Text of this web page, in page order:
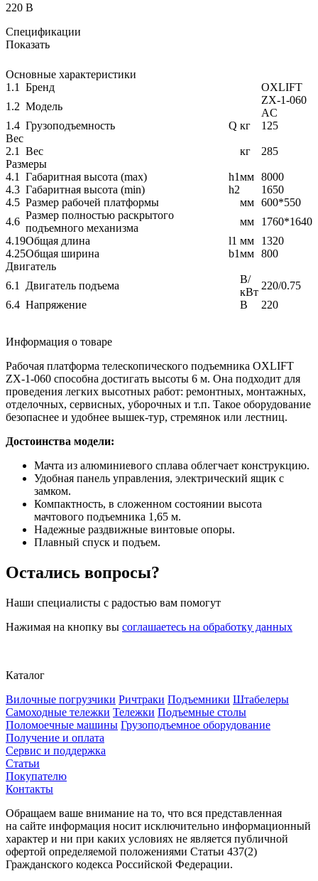
220 В
Спецификации
Показать
Основные характеристики
1.1
Бренд
OXLIFT
1.2 Модель
ZX-1-060
AC
1.4 Грузоподъемность Q кг
125
Вес
2.1
Вес кг
285
Размеры
4.1
Габаритная высота (max) h1мм 8000
4.3 Габаритная высота (min) h2
1650
4.5 Размер рабочей платформы мм 600*550
4.6
Размер полностью раскрытого
подъемного механизма
мм
1760*1640
4.19Общая длина l1 мм
1320
4.25Общая ширина b1мм 800
Двигатель
6.1
Двигатель подъема
В/
кВт
220/0.75
6.4 Напряжение В 220
Информация о товаре
Рабочая платформа телескопического подъемника OXLIFT
ZX-1-060 способна достигать высоты 6 м. Она подходит для
проведения легких высотных работ: ремонтных, монтажных,
отделочных, сервисных, уборочных и т.п. Такое оборудование
безопаснее и удобнее вышек-тур, стремянок или лестниц.
Достоинства модели:
Мачта из алюминиевого сплава облегчает конструкцию.
Удобная панель управления, электрический ящик с
замком.
Компактность, в сложенном состоянии высота
мачтового подъемника 1,65 м.
Надежные раздвижные винтовые опоры.
Плавный спуск и подъем.
Остались вопросы?
Наши специалисты с радостью вам помогут
Нажимая на кнопку вы соглашаетесь на обработку данных
Каталог
Вилочные погрузчики Ричтраки Подъемники Штабелеры
Самоходные тележки Тележки Подъемные столы
Поломоечные машины Грузоподъемное оборудование
Получение и оплата
Сервис и поддержка
Статьи
Покупателю
Контакты
Обращаем ваше внимание на то, что вся представленная
на сайте информация носит исключительно информационный
характер и ни при каких условиях не является публичной
офертой определяемой положениями Статьи 437(2)
Гражданского кодекса Российской Федерации.